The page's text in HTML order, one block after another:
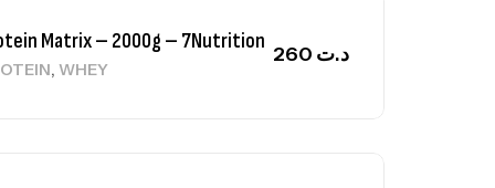
Matrix – 2000g – 7Nutrition
,WHEY
د.ت